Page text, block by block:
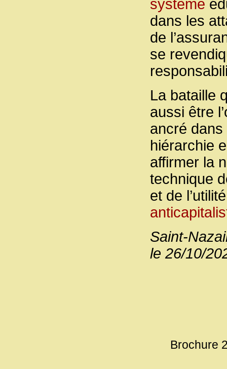
système
dans les
de
se
La bataille
aussi être
ancré
hiérarchie
affirmer la
technique
et de
Saint-
le 26/10/
Brochure